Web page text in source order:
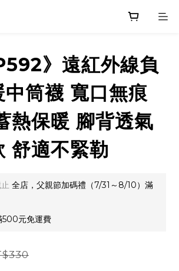
》遠紅外線負
筒襪 寬口無痕
熱保暖 腳背透氣
舒適不緊勒
全店，父親節加碼禮（7/31～8/10）滿
500元免運費